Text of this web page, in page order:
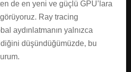
de en yeni ve güçlü GPU’lara
Ray tracing
aydınlatmanın yalnızca
düşündüğümüzde, bu